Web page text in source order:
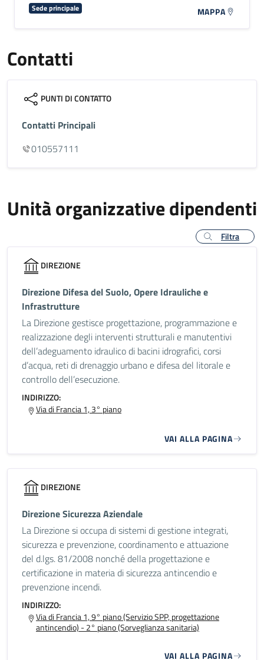
Sede principale MAPPA
Contatti
PUNTI DI CONTATTO
Contatti Principali
010557111
Unità organizzative dipendenti
Filtra
DIREZIONE
Direzione Difesa del Suolo, Opere Idrauliche e
Infrastrutture
La Direzione gestisce progettazione, programmazione e
realizzazione degli interventi strutturali e manutentivi
dell’adeguamento idraulico di bacini idrografici, corsi
d’acqua, reti di drenaggio urbano e difesa del litorale e
controllo dell’esecuzione.
INDIRIZZO:
Via di Francia 1, 3° piano
VAI ALLA PAGINA
DIREZIONE
Direzione Sicurezza Aziendale
La Direzione si occupa di sistemi di gestione integrati,
sicurezza e prevenzione, coordinamento e attuazione
del d.lgs. 81/2008 nonché della progettazione e
certificazione in materia di sicurezza antincendio e
prevenzione incendi.
INDIRIZZO:
Via di Francia 1, 9° piano (Servizio SPP, progettazione
antincendio) - 2° piano (Sorveglianza sanitaria)
VAI ALLA PAGINA